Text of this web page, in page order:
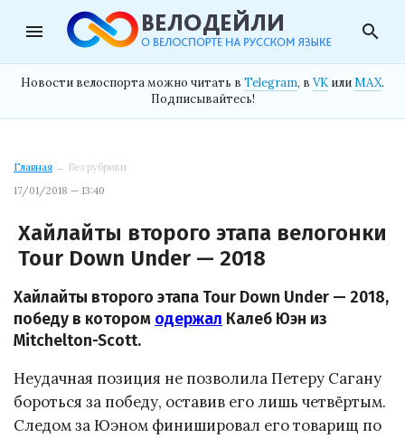
menu search
Новости велоспорта можно читать в Telegram, в VK илиMAX.
Подписывайтесь!
Главная → Без рубрики
17/01/2018 — 13:40
Хайлайты второго этапа велогонки
Tour Down Under — 2018
Хайлайты второго этапа Tour Down Under — 2018,
победу в котором одержал Калеб Юэн из
Mitchelton-Scott.
Неудачная позиция не позволила Петеру Сагану
бороться за победу, оставив его лишь четвёртым.
Следом за Юэном финишировал его товарищ по